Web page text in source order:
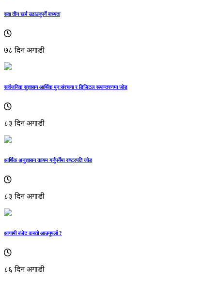
सवा तीन खर्ब उठाउनुपर्ने बाध्यता
७८ दिन अगाडी
सार्वजनिक सुशासन आर्थिक पुनःसंरचना र डिजिटल रूपान्तरणमा जोड
८३ दिन अगाडी
आर्थिक अनुशासन कायम गर्नुपर्नेमा राष्ट्रपति जोड
८३ दिन अगाडी
आगामी बजेट कस्तो आउनुपर्ला ?
८६ दिन अगाडी